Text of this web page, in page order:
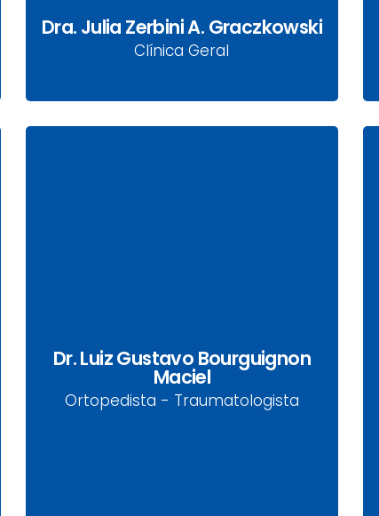
Dra. Julia Zerbini A. Graczkowski
Clínica Geral
Dr. Luiz Gustavo Bourguignon
Maciel
Ortopedista - Traumatologista
CRM-PR: 14455 | RQE 7975
Ortopedista - Traumatologista